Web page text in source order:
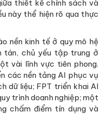
thiết kế chính sách và
này thể hiện rõ qua thực
nền kinh tế ở quy mô hệ
tán, chủ yếu tập trung ở
vài lĩnh vực tiên phong.
các nền tảng AI phục vụ
dữ liệu; FPT triển khai AI
trình doanh nghiệp; một
chấm điểm tín dụng và